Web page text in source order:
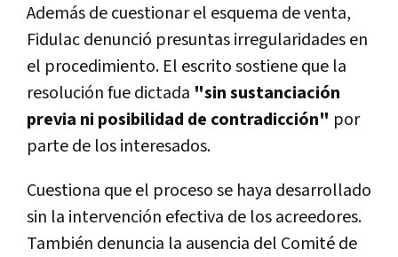
Además de cuestionar el esquema de venta,
Fidulac denunció presuntas irregularidades en
el procedimiento. El escrito sostiene que la
resolución fue dictada "sin sustanciación
previa ni posibilidad de contradicción" por
parte de los interesados.
Cuestiona que el proceso se haya desarrollado
sin la intervención efectiva de los acreedores.
También denuncia la ausencia del Comité de